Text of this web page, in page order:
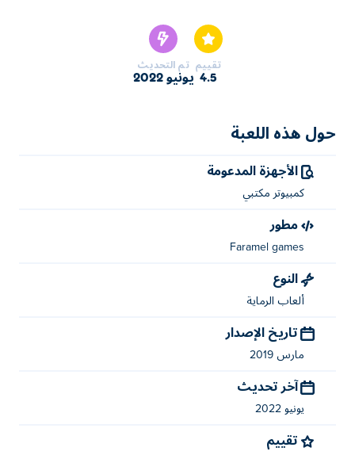
المجرمين، اقتلهم بكل بساطة. اشتر الحزم الطائرة، القنابل غير
المحدودة، ووضعية الإله. يجعل المولد السيارة تظهر في أي مكان!
تقييم
4.5
تم التحديث
يونيو 2022
حول هذه اللعبة
الأجهزة المدعومة
كمبيوتر مكتبي
مطور
Faramel games
النوع
ألعاب الرماية
تاريخ الإصدار
مارس 2019
آخر تحديث
يونيو 2022
تقييم